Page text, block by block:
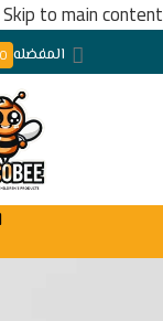
Skip to main content
المفضله